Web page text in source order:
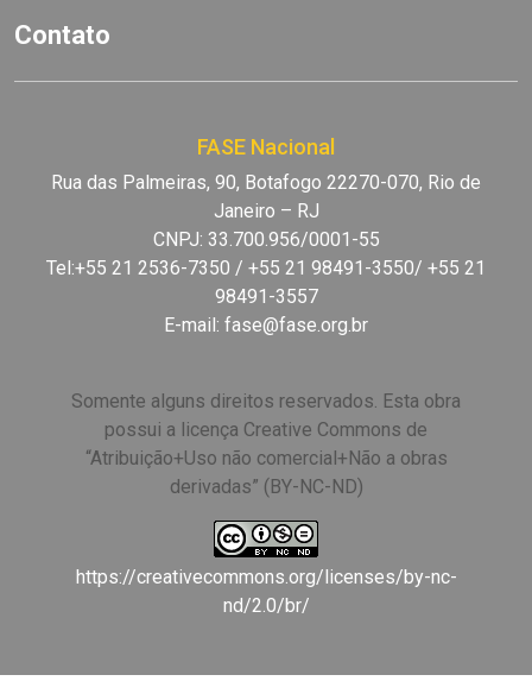
Contato
FASE Nacional
Rua das Palmeiras, 90, Botafogo 22270-070, Rio de
Janeiro – RJ
CNPJ: 33.700.956/0001-55
Tel:+55 21 2536-7350 / +55 21 98491-3550/ +55 21
98491-3557
E-mail: fase@fase.org.br
Somente alguns direitos reservados. Esta obra
possui a licença Creative Commons de
“Atribuição+Uso não comercial+Não a obras
derivadas” (BY-NC-ND)
https://creativecommons.org/licenses/by-nc-
nd/2.0/br/